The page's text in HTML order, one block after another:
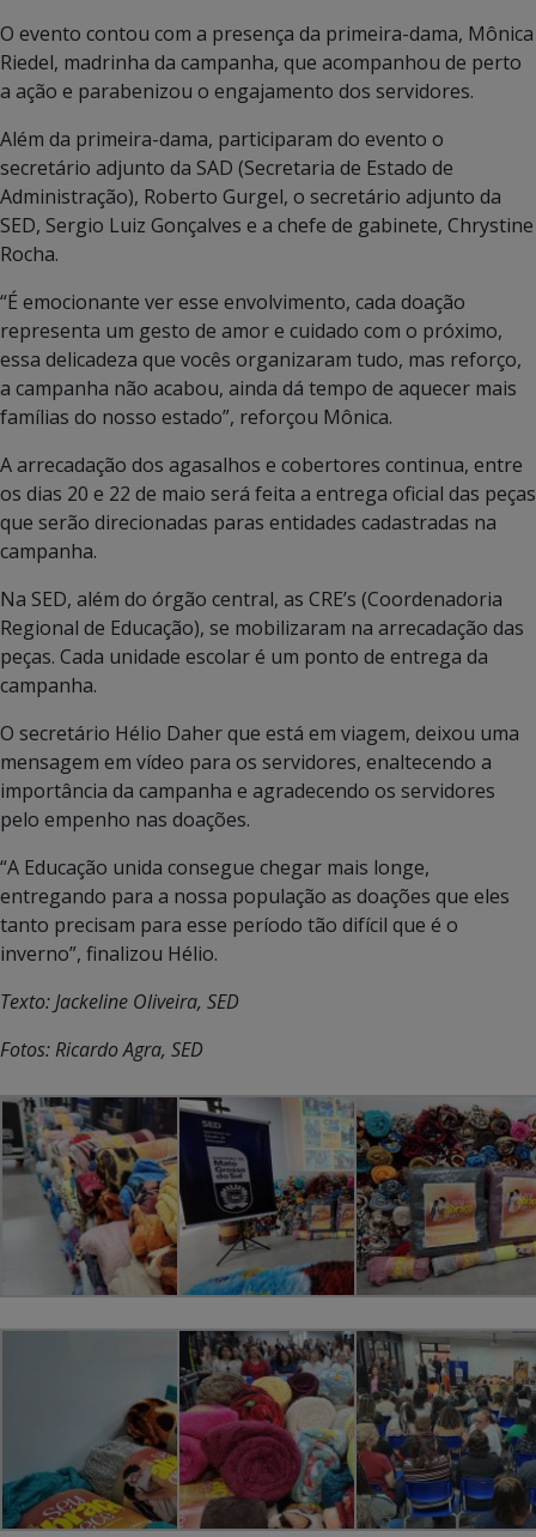
O evento contou com a presença da primeira-dama, Mônica
Riedel, madrinha da campanha, que acompanhou de perto
a ação e parabenizou o engajamento dos servidores.
Além da primeira-dama, participaram do evento o
secretário adjunto da SAD (Secretaria de Estado de
Administração), Roberto Gurgel, o secretário adjunto da
SED, Sergio Luiz Gonçalves e a chefe de gabinete, Chrystine
Rocha.
“É emocionante ver esse envolvimento, cada doação
representa um gesto de amor e cuidado com o próximo,
essa delicadeza que vocês organizaram tudo, mas reforço,
a campanha não acabou, ainda dá tempo de aquecer mais
famílias do nosso estado”, reforçou Mônica.
A arrecadação dos agasalhos e cobertores continua, entre
os dias 20 e 22 de maio será feita a entrega oficial das peças
que serão direcionadas paras entidades cadastradas na
campanha.
Na SED, além do órgão central, as CRE’s (Coordenadoria
Regional de Educação), se mobilizaram na arrecadação das
peças. Cada unidade escolar é um ponto de entrega da
campanha.
O secretário Hélio Daher que está em viagem, deixou uma
mensagem em vídeo para os servidores, enaltecendo a
importância da campanha e agradecendo os servidores
pelo empenho nas doações.
“A Educação unida consegue chegar mais longe,
entregando para a nossa população as doações que eles
tanto precisam para esse período tão difícil que é o
inverno”, finalizou Hélio.
Texto: Jackeline Oliveira, SED
Fotos: Ricardo Agra, SED